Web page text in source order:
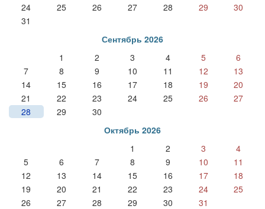
24
25 26 27 28 29
30
31
Сентябрь 2026
1
2 3 4 5
6
7
8 9 10 11 12
13
14
15 16 17 18 19
20
21
22 23 24 25 26
27
28
29
30
Октябрь 2026
1
2 3
4
5
6 7 8 9 10
11
12
13 14 15 16 17
18
19
20 21 22 23 24
25
26
27 28 29 30 31